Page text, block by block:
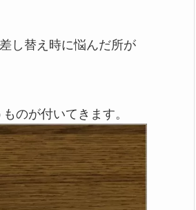
し替え時に悩んだ所が
のが付いてきます。